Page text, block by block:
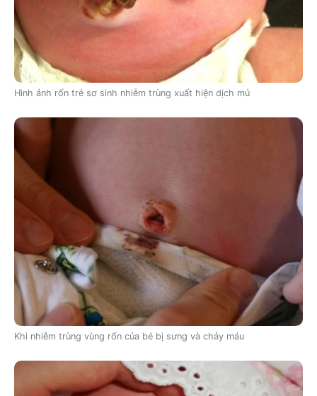
Hình ảnh rốn trẻ sơ sinh nhiễm trùng xuất hiện dịch mủ
Khi nhiễm trùng vùng rốn của bé bị sưng và chảy máu